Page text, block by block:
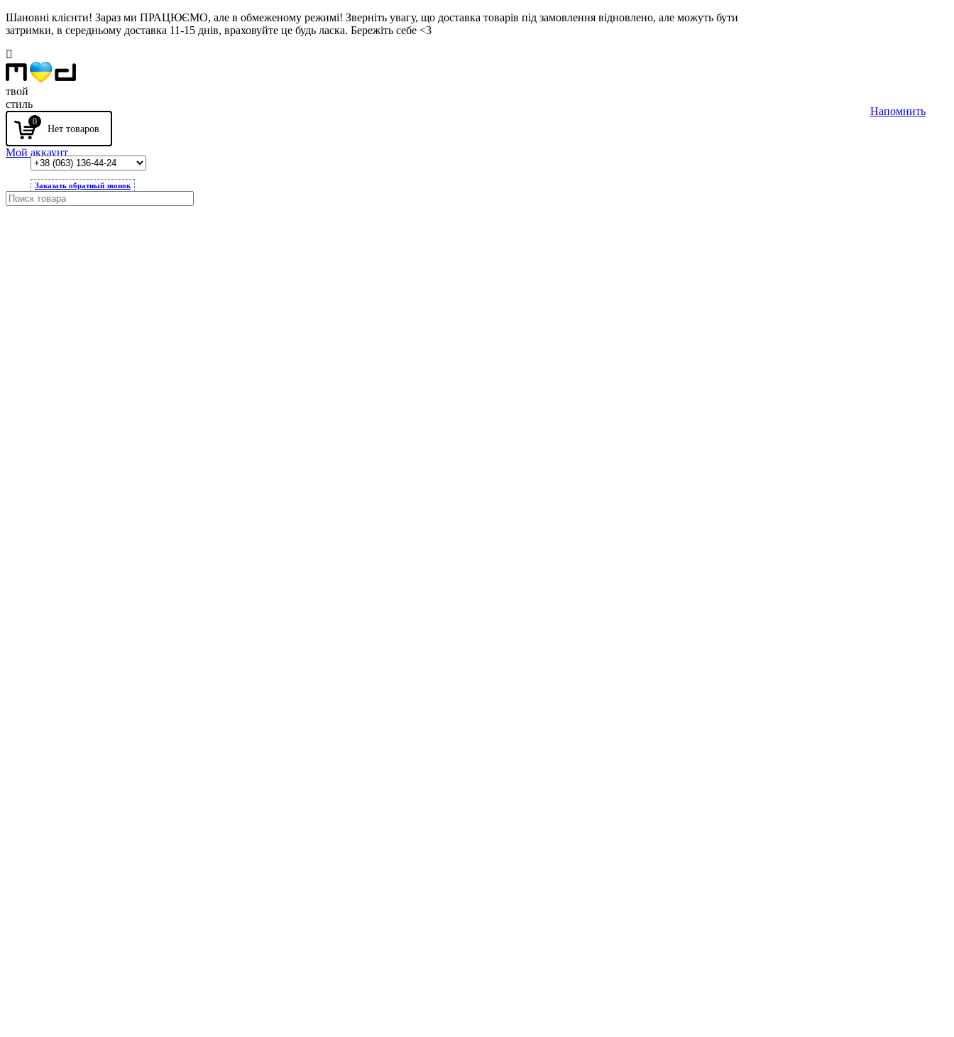
Шановні клієнти! Зараз ми ПРАЦЮЄМО, але в обмеженому режимі! Зверніть увагу, що доставка товарів під замовлення відновлено, але можуть бути
затримки, в середньому доставка 11-15 днів, враховуйте це будь ласка. Бережіть себе <3
твой
стиль
0
Мой аккаунт
Заказать обратный звонок
Напомнить